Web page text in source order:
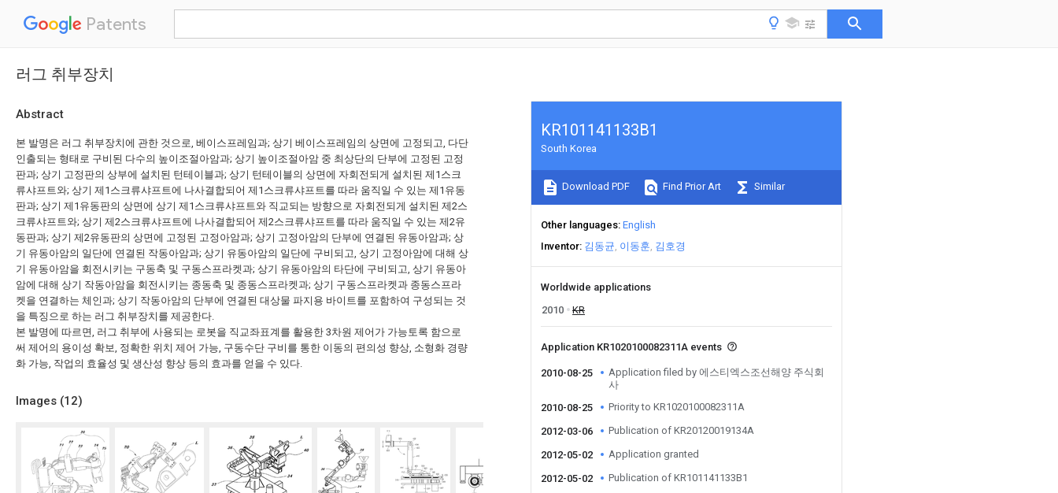
Patents
러그 취부장치
Abstract
본 발명은 러그 취부장치에 관한 것으로, 베이스프레임과; 상기 베이스프레임의 상면에 고정되고, 다단
인출되는 형태로 구비된 다수의 높이조절아암과; 상기 높이조절아암 중 최상단의 단부에 고정된 고정
판과; 상기 고정판의 상부에 설치된 턴테이블과; 상기 턴테이블의 상면에 자회전되게 설치된 제1스크
류샤프트와; 상기 제1스크류샤프트에 나사결합되어 제1스크류샤프트를 따라 움직일 수 있는 제1유동
판과; 상기 제1유동판의 상면에 상기 제1스크류샤프트와 직교되는 방향으로 자회전되게 설치된 제2스
크류샤프트와; 상기 제2스크류샤프트에 나사결합되어 제2스크류샤프트를 따라 움직일 수 있는 제2유
동판과; 상기 제2유동판의 상면에 고정된 고정아암과; 상기 고정아암의 단부에 연결된 유동아암과; 상
기 유동아암의 일단에 연결된 작동아암과; 상기 유동아암의 일단에 구비되고, 상기 고정아암에 대해 상
기 유동아암을 회전시키는 구동축 및 구동스프라켓과; 상기 유동아암의 타단에 구비되고, 상기 유동아
암에 대해 상기 작동아암을 회전시키는 종동축 및 종동스프라켓과; 상기 구동스프라켓과 종동스프라
켓을 연결하는 체인과; 상기 작동아암의 단부에 연결된 대상물 파지용 바이트를 포함하여 구성되는 것
을 특징으로 하는 러그 취부장치를 제공한다.
본 발명에 따르면, 러그 취부에 사용되는 로봇을 직교좌표계를 활용한 3차원 제어가 가능토록 함으로
써 제어의 용이성 확보, 정확한 위치 제어 가능, 구동수단 구비를 통한 이동의 편의성 향상, 소형화 경량
화 가능, 작업의 효율성 및 생산성 향상 등의 효과를 얻을 수 있다.
Images (12)
KR101141133B1
South Korea
Download PDF Find Prior Art Similar
Other languages English
Inventor 김동균 이동훈 김호경
Worldwide applications
2010
KR
Application KR1020100082311A events
2010-08-25
Application filed by 에스티엑스조선해양 주식회
사
2010-08-25
Priority to KR1020100082311A
2012-03-06 Publication of KR20120019134A
2012-05-02 Application granted
2012-05-02 Publication of KR101141133B1